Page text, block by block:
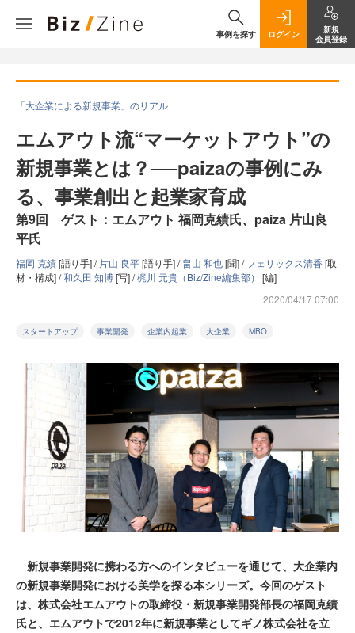
事例を探す ログイン
新規
会員登録
「大企業による新規事業」のリアル
エムアウト流“マーケットアウト”の
新規事業とは？──paizaの事例にみ
る、事業創出と起業家育成
第9回 ゲスト：エムアウト 福岡克績氏、paiza 片山良
平氏
福岡 克績[語り手] / 片山 良平[語り手] /畠山 和也[聞] /フェリックス清香[取
材・構成] /和久田 知博[写] /梶川 元貴（Biz/Zine編集部） [編]
2020/04/17 07:00
スタートアップ 事業開発 企業内起業 大企業 MBO
新規事業開発に携わる方へのインタビューを通じて、大企業内
の新規事業開発における美学を探る本シリーズ。今回のゲスト
は、株式会社エムアウトの取締役・新規事業開発部長の福岡克績
氏と、エムアウトで2012年に新規事業としてギノ株式会社を立